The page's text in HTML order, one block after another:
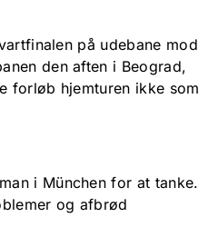
på udebane mod
den aften i Beograd,
forløb hjemturen ikke som
i München for at tanke.
og afbrød